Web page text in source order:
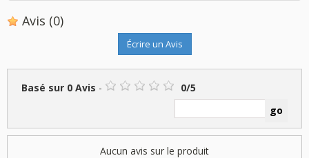
Avis (0)
Écrire un Avis
Basé sur 0 Avis - 0/5
Aucun avis sur le produit